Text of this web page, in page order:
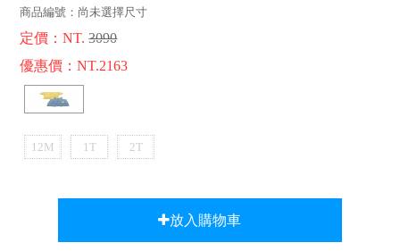
商品編號： 尚未選擇尺寸
定價：NT.3090
優惠價：NT.2163
12M 1T 2T
放入購物車